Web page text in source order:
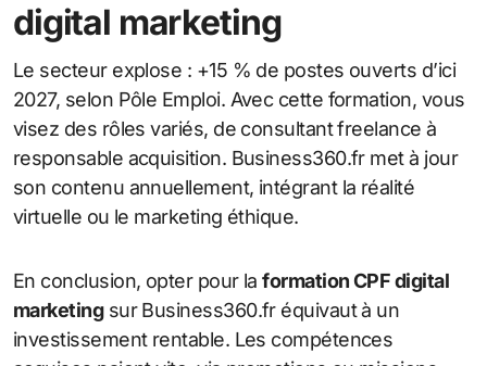
digital marketing
Le secteur explose : +15 % de postes ouverts d’ici
2027, selon Pôle Emploi. Avec cette formation, vous
visez des rôles variés, de consultant freelance à
responsable acquisition. Business360.fr met à jour
son contenu annuellement, intégrant la réalité
virtuelle ou le marketing éthique.
En conclusion, opter pour laformation CPF digital
marketingsur Business360.fr équivaut à un
investissement rentable. Les compétences